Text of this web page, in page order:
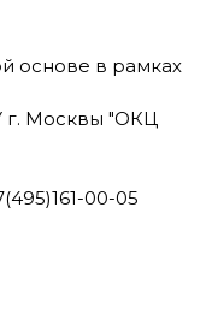
основе в рамках
г. Москвы "ОКЦ
00-05